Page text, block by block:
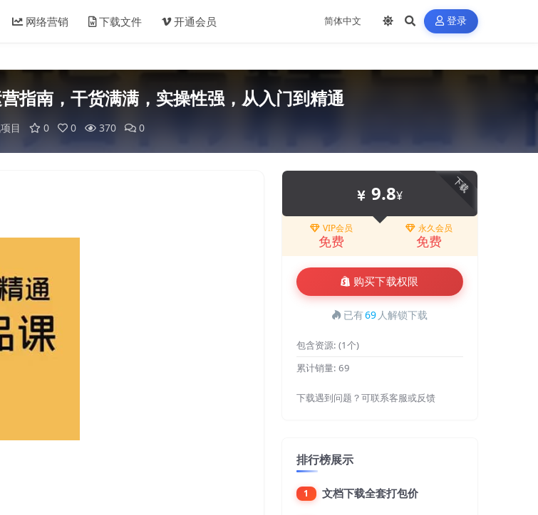
网络营销 下载文件 开通会员 登录
指南，干货满满，实操性强，从入门到精通
目 0 0 370 0
下载
9.8¥
VIP会员
免费
永久会员
免费
购买下载权限
已有69 人解锁下载
包含资源: (1个)
累计销量: 69
下载遇到问题？可联系客服或反馈
排行榜展示
1 文档下载全套打包价